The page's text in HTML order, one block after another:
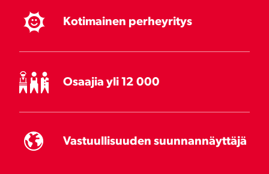
Kotimainen perheyritys
Osaajia yli 12 000
Vastuullisuuden suunnannäyttäjä